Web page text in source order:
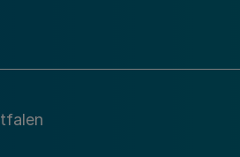
Durchführung des